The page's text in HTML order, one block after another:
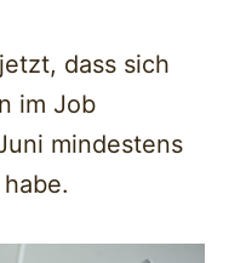
dass sich
im Job
mindestens